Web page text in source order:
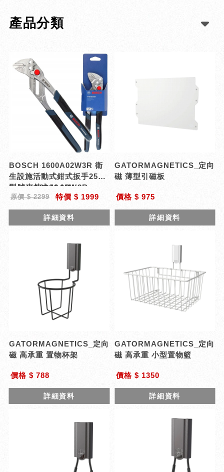
產品分類
BOSCH 1600A02W3R 衛
生設施活動式鉗式扳手250
mm 夾持力48 MM
型號 : 1600A02W3R
原價 $ 2299 特價 $ 1999
詳細資料
GATORMAGNETICS_定向
磁 薄型引磁板
價格 $ 975
詳細資料
GATORMAGNETICS_定向
磁 高承重 置物杯架
價格 $ 788
詳細資料
GATORMAGNETICS_定向
磁 高承重 小型置物籃
價格 $ 1350
詳細資料